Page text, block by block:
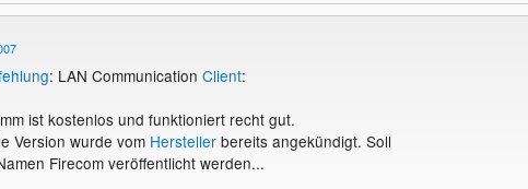
: LAN Communication Client:
ist kostenlos und funktioniert recht gut.
Version wurde vom Herstellerbereits angekündigt. Soll
Firecom veröffentlicht werden...